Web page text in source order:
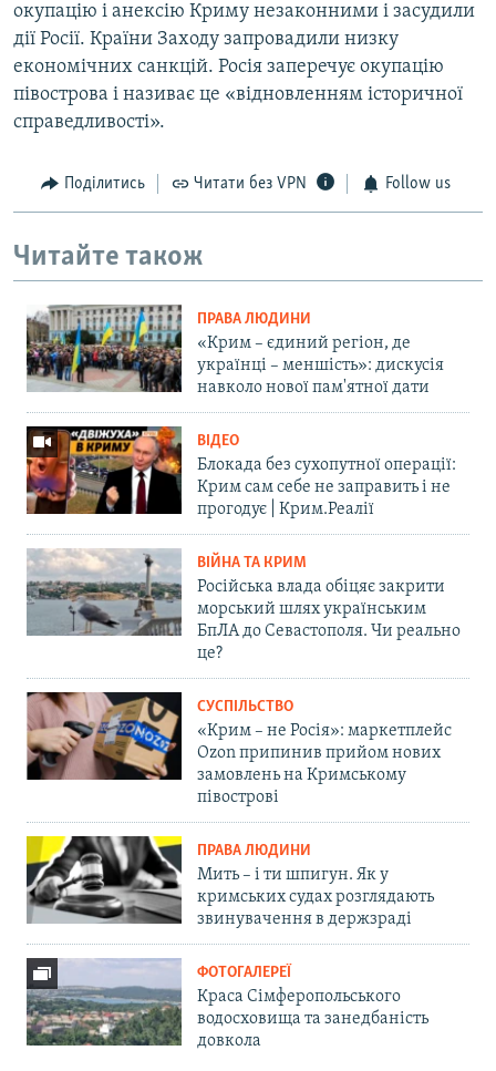
окупацію і анексію Криму незаконними і засудили
дії Росії. Країни Заходу запровадили низку
економічних санкцій. Росія заперечує окупацію
півострова і називає це «відновленням історичної
справедливості».
Поділитись Читати без VPN Follow us
Читайте також
ПРАВА ЛЮДИНИ
«Крим – єдиний регіон, де
українці – меншість»: дискусія
навколо нової пам'ятної дати
ВІДЕО
Блокада без сухопутної операції:
Крим сам себе не заправить і не
прогодує | Крим.Реалії
ВІЙНА ТА КРИМ
Російська влада обіцяє закрити
морський шлях українським
БпЛА до Севастополя. Чи реально
це?
СУСПІЛЬСТВО
«Крим – не Росія»: маркетплейс
Ozon припинив прийом нових
замовлень на Кримському
півострові
ПРАВА ЛЮДИНИ
Мить – і ти шпигун. Як у
кримських судах розглядають
звинувачення в держзраді
ФОТОГАЛЕРЕЇ
Краса Сімферопольського
водосховища та занедбаність
довкола